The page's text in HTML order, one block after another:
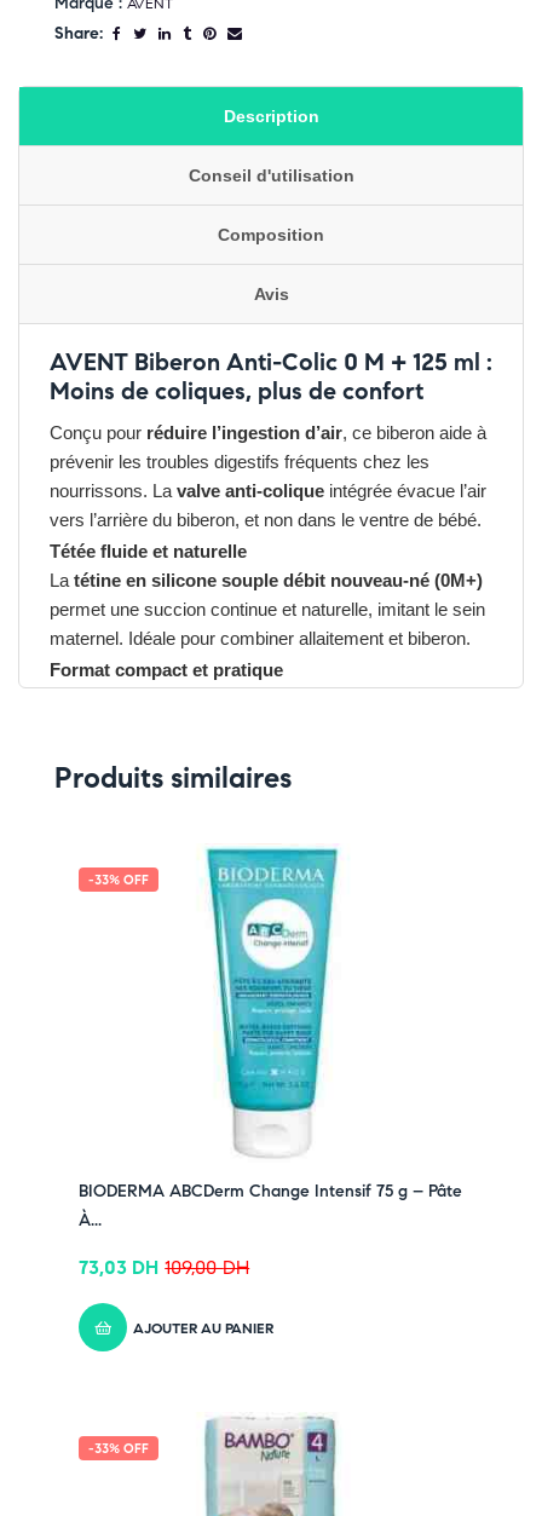
Share:
Description
Conseil d'utilisation
Composition
Avis
AVENT Biberon Anti-Colic 0 M + 125 ml :
Moins de coliques, plus de confort
Conçu pour réduire l’ingestion d’air, ce biberon aide à
prévenir les troubles digestifs fréquents chez les
nourrissons. La valve anti-colique intégrée évacue l’air
vers l’arrière du biberon, et non dans le ventre de bébé.
Tétée fluide et naturelle
La tétine en silicone souple débit nouveau-né (0M+)
permet une succion continue et naturelle, imitant le sein
maternel. Idéale pour combiner allaitement et biberon.
Format compact et pratique
langer.
Anti-Colic 0 M + 125 ml
Fabriqué enpolypropylène sans BPA
avec tous les stérilisateurs, chauffe-biberons et
accessoires Philips AVENT.
➤ Sans BPA – Sans odeur – Nettoyage facile
➤ Tétine avec valve anti-colique intégrée
➤ Compatible avec les tétines AVENT Classic Anti-colic
✔ Pour découvrir nos offres et promotions du
✔ Rejoignez-nous sur Instagram – cliquez ici
Produits similaires
-33% OFF
BIODERMA ABCDerm Change Intensif 75 g – Pâte
À...
109,00DH
73,03 DH
AJOUTER AU PANIER
-33% OFF